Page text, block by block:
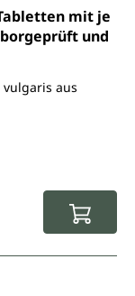
5 Sternen
mit je
aus